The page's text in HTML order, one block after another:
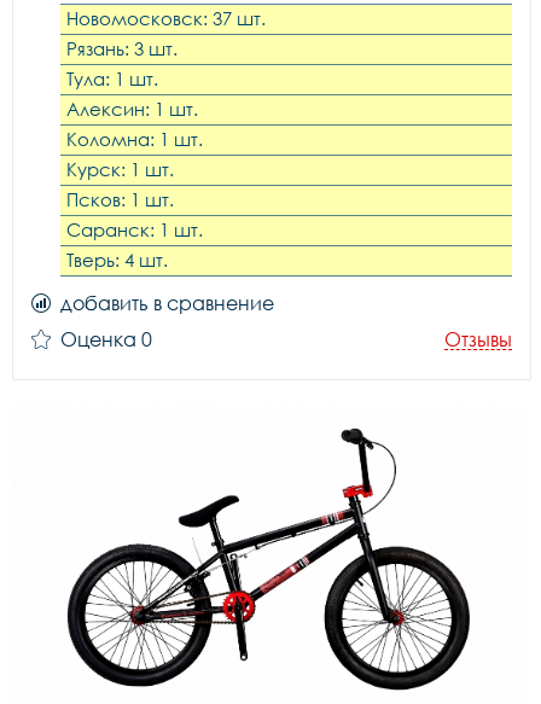
Новомосковск: 37 шт.
Рязань: 3 шт.
Тула: 1 шт.
Алексин: 1 шт.
Коломна: 1 шт.
Курск: 1 шт.
Псков: 1 шт.
Саранск: 1 шт.
Тверь: 4 шт.
добавить в сравнение
Оценка 0
Отзывы